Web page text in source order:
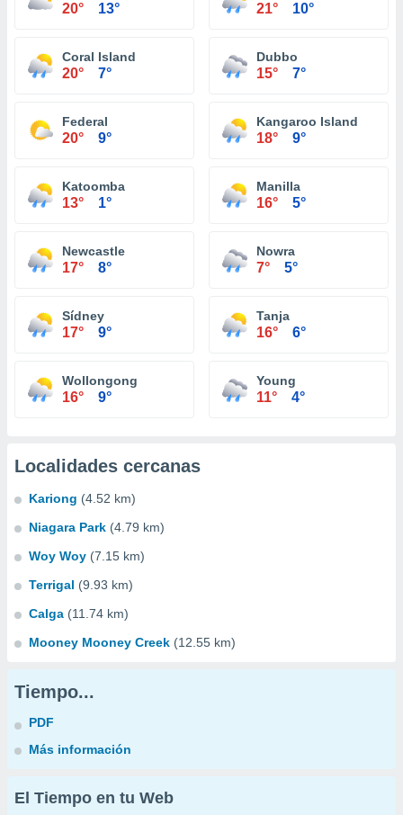
20° 13° 21° 10°
Coral Island
20° 7°
Dubbo
15° 7°
Federal
20° 9°
Kangaroo Island
18° 9°
Katoomba
13° 1°
Manilla
16° 5°
Newcastle
17° 8°
Nowra
7° 5°
Sídney
17° 9°
Tanja
16° 6°
Wollongong
16° 9°
Young
11° 4°
Localidades cercanas
Kariong (4.52 km)
Niagara Park (4.79 km)
Woy Woy (7.15 km)
Terrigal (9.93 km)
Calga (11.74 km)
Mooney Mooney Creek (12.55 km)
Tiempo...
PDF
Más información
El Tiempo en tu Web